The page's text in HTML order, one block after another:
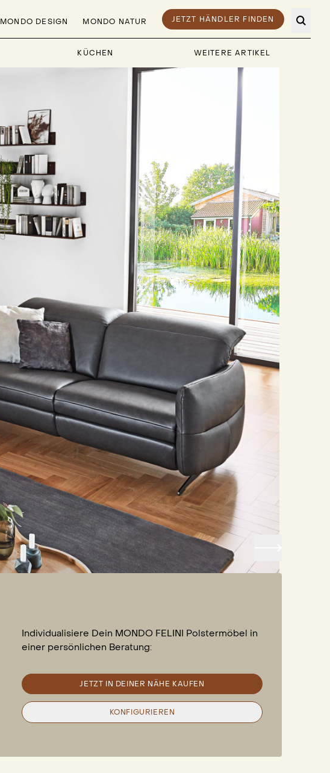
MONDO DESIGN MONDO NATUR JETZT HÄNDLER FINDEN
KÜCHEN WEITERE ARTIKEL
Individualisiere Dein MONDO FELINI Polstermöbel in
einer persönlichen Beratung:
JETZT IN DEINER NÄHE KAUFEN
KONFIGURIEREN